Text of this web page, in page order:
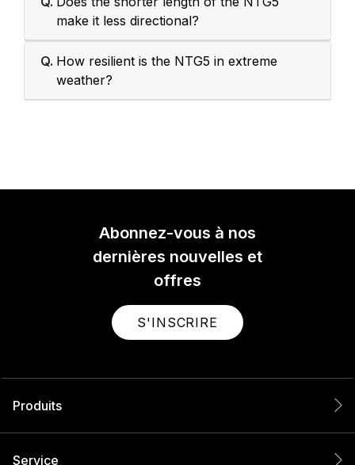
make it less directional?
Q. How resilient is the NTG5 in extreme
weather?
Abonnez-vous à nos
dernières nouvelles et
offres
S'INSCRIRE
Produits
Service